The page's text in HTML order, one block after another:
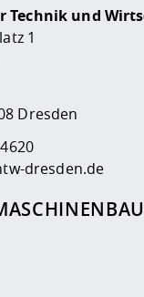
Technik und
1
Dresden
dresden.de